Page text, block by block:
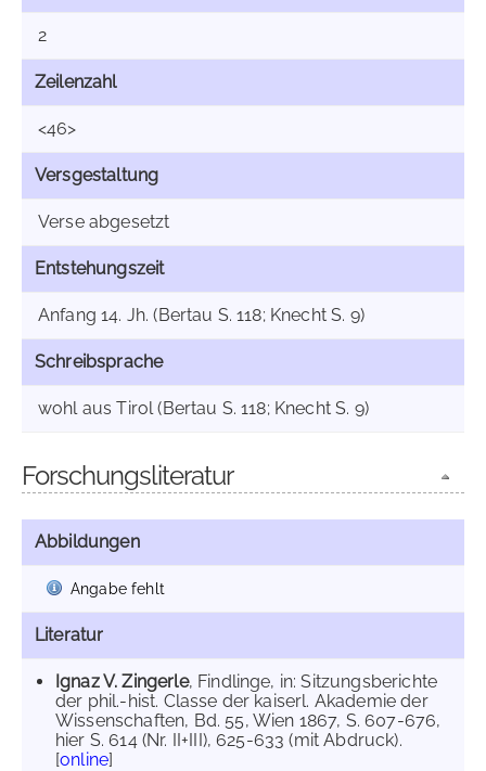
2
Zeilenzahl
<46>
Versgestaltung
Verse abgesetzt
Entstehungszeit
Anfang 14. Jh. (Bertau S. 118; Knecht S. 9)
Schreibsprache
wohl aus Tirol (Bertau S. 118; Knecht S. 9)
Forschungsliteratur
Abbildungen
Angabe fehlt
Literatur
Ignaz V. Zingerle, Findlinge, in: Sitzungsberichte
der phil.-hist. Classe der kaiserl. Akademie der
Wissenschaften, Bd. 55, Wien 1867, S. 607-676,
hier S. 614 (Nr. II+III), 625-633 (mit Abdruck).
[online]